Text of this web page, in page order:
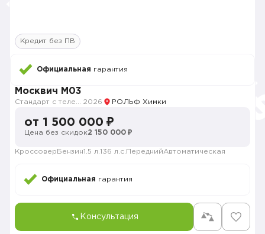
Кредит без ПВ
Официальная гарантия
Москвич M03
2026 РОЛЬФ Химки
от 1 500 000 ₽
Цена без скидок2 150 000 ₽
Кроссовер Бензин1.5 л. 136 л.с. ПереднийАвтоматическая
Официальная гарантия
Консультация